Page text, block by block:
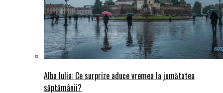
Alba Iulia: Ce surprize aduce vremea la jumătatea
săptămânii?